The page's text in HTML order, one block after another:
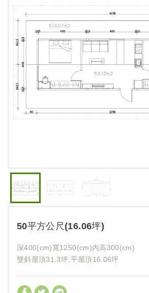
50平方公尺(16.06坪)
深400(cm)寬1250(cm)內高300(cm)
雙斜屋頂31.3坪,平屋頂16.06坪